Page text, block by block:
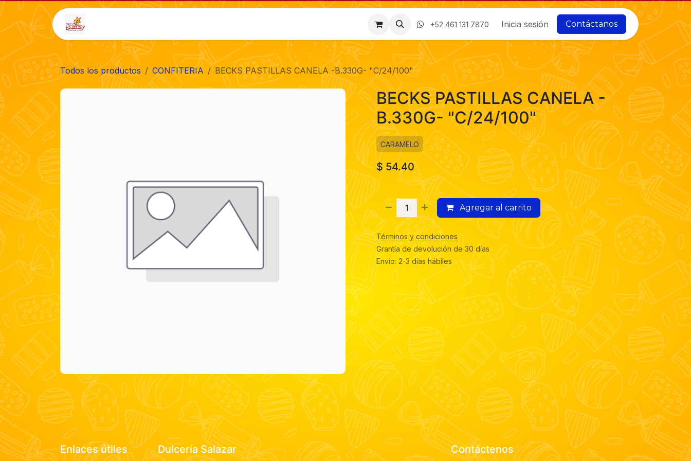
Ir al contenido
Contáctenos Nosotros
+52 461 131 7870 Inicia sesión Contáctanos
Todos los productos CONFITERIA BECKS PASTILLAS CANELA -B.330G- "C/24/100"
BECKS PASTILLAS CANELA -
B.330G- "C/24/100"
CARAMELO
$54.40
Agregar al carrito
Términos y condiciones
Grantía de devolución de 30 días
Envío: 2-3 días hábiles
Enlaces útiles Dulcería Salazar Contáctenos